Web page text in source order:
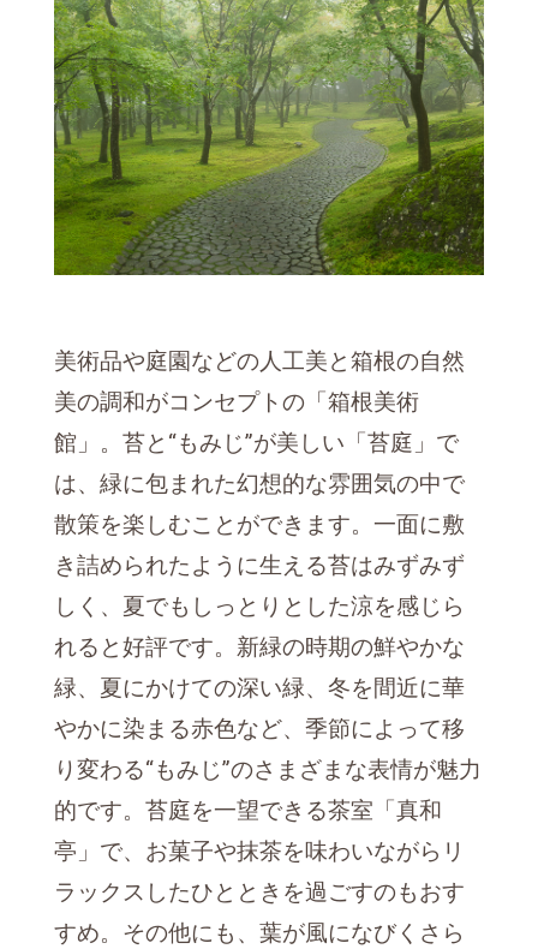
美術品や庭園などの人工美と箱根の自然
美の調和がコンセプトの「箱根美術
館」。苔と“もみじ”が美しい「苔庭」で
は、緑に包まれた幻想的な雰囲気の中で
散策を楽しむことができます。一面に敷
き詰められたように生える苔はみずみず
しく、夏でもしっとりとした涼を感じら
れると好評です。新緑の時期の鮮やかな
緑、夏にかけての深い緑、冬を間近に華
やかに染まる赤色など、季節によって移
り変わる“もみじ”のさまざまな表情が魅力
的です。苔庭を一望できる茶室「真和
亭」で、お菓子や抹茶を味わいながらリ
ラックスしたひとときを過ごすのもおす
すめ。その他にも、葉が風になびくさら